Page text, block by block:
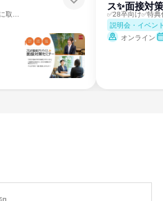
ス✨面接対
説明会・イベン
オンライン